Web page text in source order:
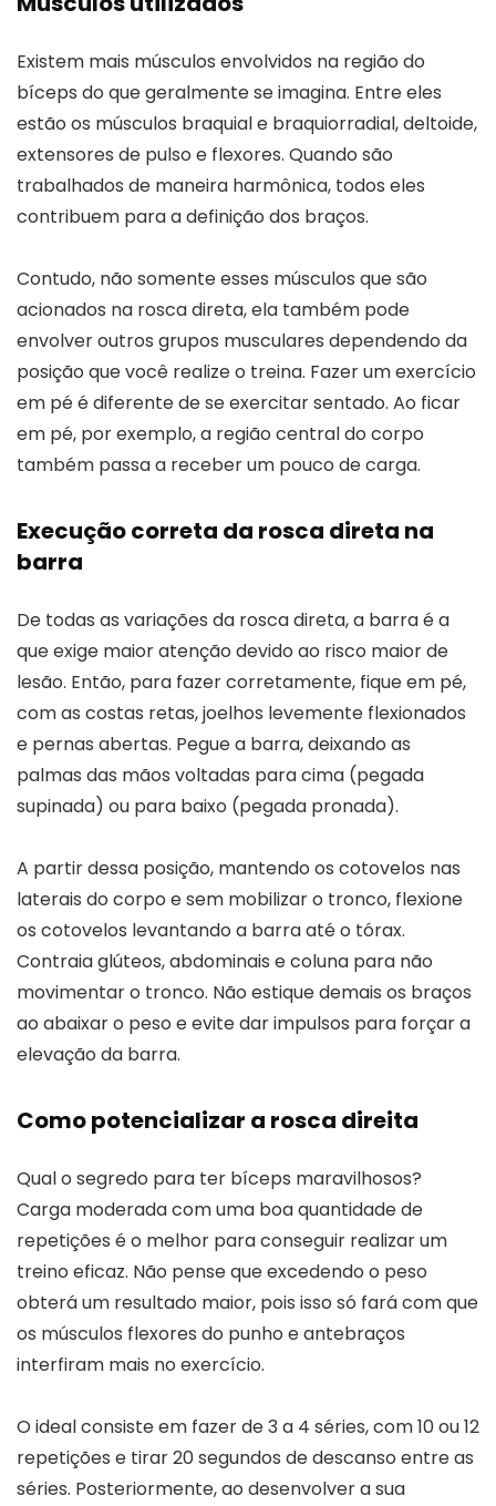
Existem mais músculos envolvidos na região do
bíceps do que geralmente se imagina. Entre eles
estão os músculos braquial e braquiorradial, deltoide,
extensores de pulso e flexores. Quando são
trabalhados de maneira harmônica, todos eles
contribuem para a definição dos braços.
Contudo, não somente esses músculos que são
acionados na rosca direta, ela também pode
envolver outros grupos musculares dependendo da
posição que você realize o treina. Fazer um exercício
em pé é diferente de se exercitar sentado. Ao ficar
em pé, por exemplo, a região central do corpo
também passa a receber um pouco de carga.
Execução correta da rosca direta na
barra
De todas as variações da rosca direta, a barra é a
que exige maior atenção devido ao risco maior de
lesão. Então, para fazer corretamente, fique em pé,
com as costas retas, joelhos levemente flexionados
e pernas abertas. Pegue a barra, deixando as
palmas das mãos voltadas para cima (pegada
supinada) ou para baixo (pegada pronada).
A partir dessa posição, mantendo os cotovelos nas
laterais do corpo e sem mobilizar o tronco, flexione
os cotovelos levantando a barra até o tórax.
Contraia glúteos, abdominais e coluna para não
movimentar o tronco. Não estique demais os braços
ao abaixar o peso e evite dar impulsos para forçar a
elevação da barra.
Como potencializar a rosca direita
Qual o segredo para ter bíceps maravilhosos?
Carga moderada com uma boa quantidade de
repetições é o melhor para conseguir realizar um
treino eficaz. Não pense que excedendo o peso
obterá um resultado maior, pois isso só fará com que
os músculos flexores do punho e antebraços
interfiram mais no exercício.
O ideal consiste em fazer de 3 a 4 séries, com 10 ou 12
repetições e tirar 20 segundos de descanso entre as
séries. Posteriormente, ao desenvolver a sua